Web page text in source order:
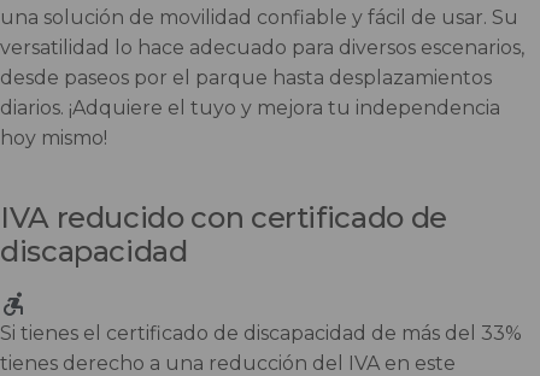
una solución de movilidad confiable y fácil de usar. Su
versatilidad lo hace adecuado para diversos escenarios,
desde paseos por el parque hasta desplazamientos
diarios. ¡Adquiere el tuyo y mejora tu independencia
hoy mismo!
IVA reducido con certificado de
discapacidad
Si tienes el certificado de discapacidad de más del 33%
tienes derecho a una reducción del IVA en este